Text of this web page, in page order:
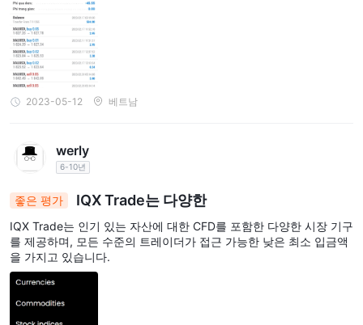
2023-05-12 베트남
werly
6-10년
좋은 평가 IQX Trade는 다양한
IQX Trade는 인기 있는 자산에 대한 CFD를 포함한 다양한 시장 기구
를 제공하며, 모든 수준의 트레이더가 접근 가능한 낮은 최소 입금액
을 가지고 있습니다.